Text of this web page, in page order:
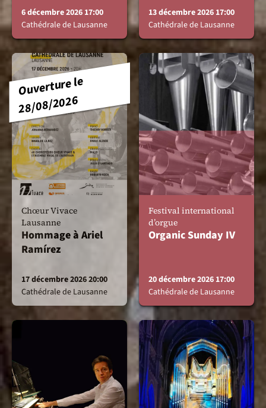
6 décembre 2026 17:00
Cathédrale de Lausanne
13 décembre 2026 17:00
Cathédrale de Lausanne
Chœur Vivace
Lausanne
Hommage à Ariel
Ramírez
17 décembre 2026 20:00
Cathédrale de Lausanne
Ouverture le
28/08/2026
Festival international
d’orgue
Organic Sunday IV
20 décembre 2026 17:00
Cathédrale de Lausanne